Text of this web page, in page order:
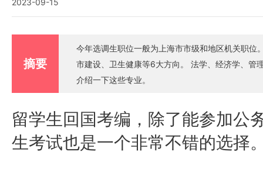
2023-09-15
摘要
今年选调生职位一般为上海市市级和地区机关职
市建设、卫生健康等6大方向。 法学、经济学、管理学相关专业可谓是选调生录取的热门专业，下面小新老师就来
介绍一下这些专业。
留学生回国考编，除了能参加公
生考试也是一个非常不错的选择